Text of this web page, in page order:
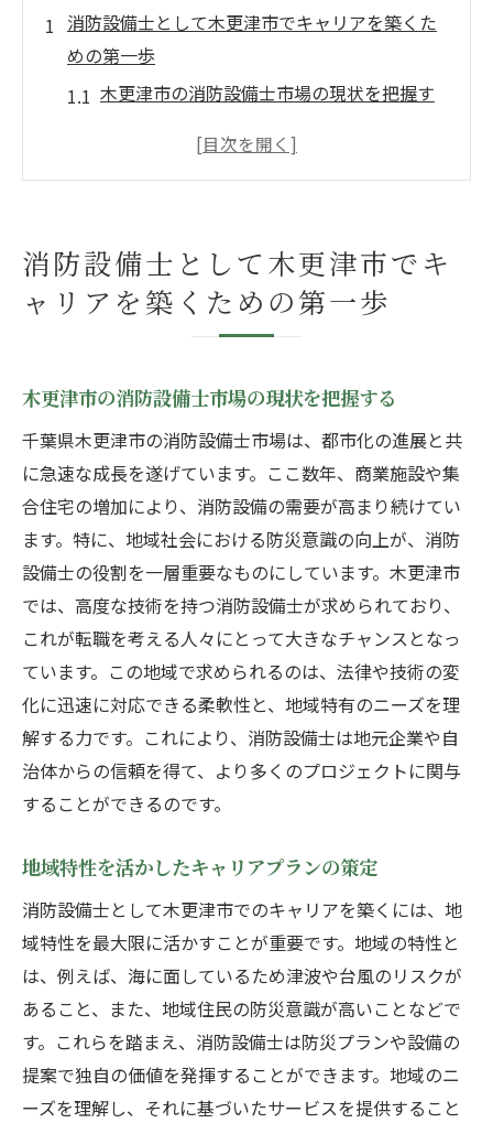
消防設備士として木更津市でキャリアを築くた
めの第一歩
木更津市の消防設備士市場の現状を把握す
地域特性を活かしたキャリアプランの策定
法
木更津市内での求人情報の効果的な探し方
地域密着で消防設備士のスキルを活かす方法
につけ方
木更津市内の消防設備に関する最新情報の
収集法
地元の顧客ニーズに応じたサービス提供の
工夫
地域イベントでの参加とスキルアップの機
会
消防設備士のコミュニティ参加で得られる
学び
実務経験を通じた地域での信頼構築
木更津市の防災ニーズに応える消防設備士の役
地域の防災計画における消防設備士の重要
性
地震や台風に備える設備改善の提案
地域住民への防災教育の取り組み
防災訓練における消防設備士の参加方法
木更津市の防災関連機関との連携強化
地域特有の災害リスクとその軽減策
消防設備士として木更津市でキ
ャリアを築くための第一歩
木更津市の消防設備士市場の現状を把握する
千葉県木更津市の消防設備士市場は、都市化の進展と共
に急速な成長を遂げています。ここ数年、商業施設や集
合住宅の増加により、消防設備の需要が高まり続けてい
ます。特に、地域社会における防災意識の向上が、消防
設備士の役割を一層重要なものにしています。木更津市
では、高度な技術を持つ消防設備士が求められており、
これが転職を考える人々にとって大きなチャンスとなっ
ています。この地域で求められるのは、法律や技術の変
化に迅速に対応できる柔軟性と、地域特有のニーズを理
解する力です。これにより、消防設備士は地元企業や自
治体からの信頼を得て、より多くのプロジェクトに関与
することができるのです。
地域特性を活かしたキャリアプランの策定
消防設備士として木更津市でのキャリアを築くには、地
域特性を最大限に活かすことが重要です。地域の特性と
は、例えば、海に面しているため津波や台風のリスクが
あること、また、地域住民の防災意識が高いことなどで
す。これらを踏まえ、消防設備士は防災プランや設備の
提案で独自の価値を発揮することができます。地域のニ
ーズを理解し、それに基づいたサービスを提供すること